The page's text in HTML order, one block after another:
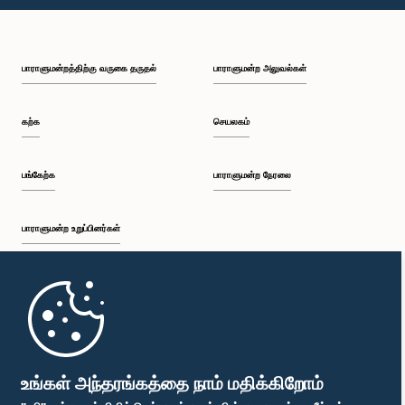
உங்கள் அந்தரங்கத்தை நாம் மதிக்கிறோம்
பி.ப. 1:00 - பி.ப. 1:10
பி.ப. 1:18 - பி.ப. 1:28
பி.ப. 1:38 - பி.ப. 1:42
பாராளுமன்றத்திற்கு வருகை தருதல்
கற்க
பங்கேற்க
பாராளுமன்ற உறுப்பினர்கள்
முதற்பக்கம்
பாராளுமன்ற அலுவல்கள்
செயலகம்
பாராளுமன்ற நேரலை
பாராளுமன்ற கையடக்க செயலி